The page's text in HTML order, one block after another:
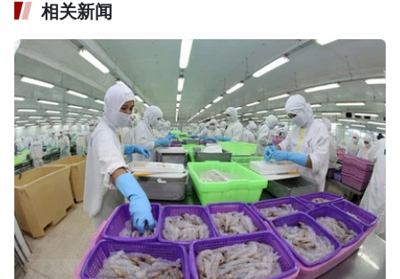
相关新闻